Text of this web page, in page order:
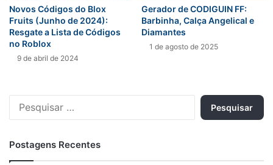
Novos Códigos do Blox
Fruits (Junho de 2024):
Resgate a Lista de Códigos
no Roblox
9 de abril de 2024
Gerador de CODIGUIN FF:
Barbinha, Calça Angelical e
Diamantes
1 de agosto de 2025
Pesquisar
Postagens Recentes